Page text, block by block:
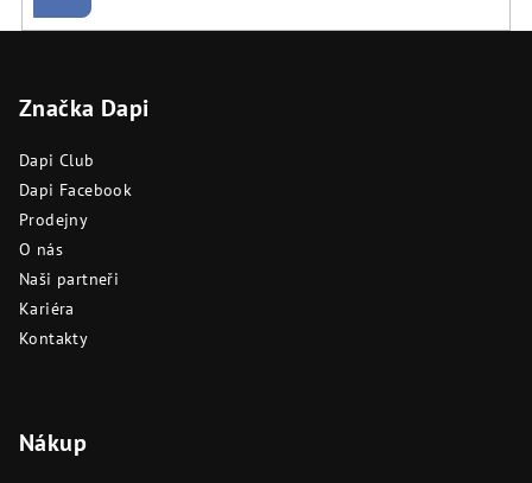
Značka Dapi
Dapi Club
Dapi Facebook
Prodejny
O nás
Naši partneři
Kariéra
Kontakty
Nákup